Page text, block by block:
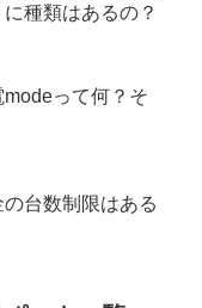
種類はあるの？
って何？そ
台数制限はある